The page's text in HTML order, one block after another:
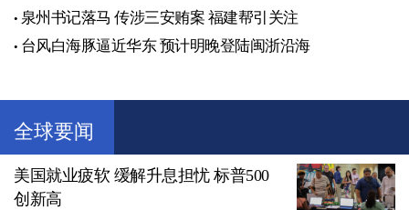
泉州书记落马 传涉三安贿案 福建帮引关注
台风白海豚逼近华东 预计明晚登陆闽浙沿海
全球要闻
美国就业疲软 缓解升息担忧 标普500
创新高